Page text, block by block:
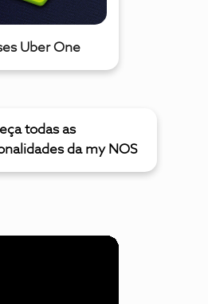
Uber One
todas as
da my NOS